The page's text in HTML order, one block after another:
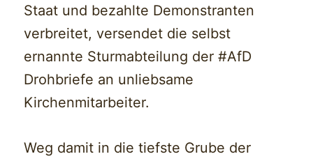
Staat und bezahlte Demonstranten
verbreitet, versendet die selbst
ernannte Sturmabteilung der #AfD
Drohbriefe an unliebsame
Kirchenmitarbeiter.
Weg damit in die tiefste Grube der